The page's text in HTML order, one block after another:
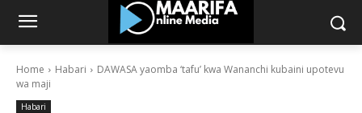
Home Habari
DAWASA yaomba ‘tafu’ kwa Wananchi kubaini upotevu
wa maji
Habari